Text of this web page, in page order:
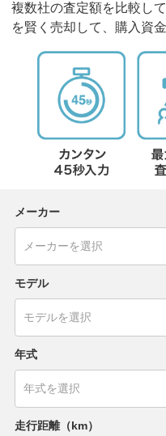
複数社の査定額を比較し
を賢く売却して、購入資
メーカー
モデル
年式
走行距離（km）